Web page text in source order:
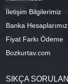
İletişim Bilgilerimiz
Banka Hesaplarımız
Fiyat Farkı Ödeme
Bozkurtav.com
SIKÇA SORULAN